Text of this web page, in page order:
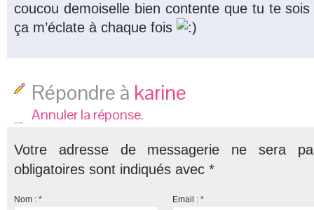
coucou demoiselle bien contente que tu te
ça m’éclate à chaque fois
Répondre à karine
Annuler la réponse.
Votre adresse de messagerie ne sera
obligatoires sont indiqués avec *
Nom : * Email : *